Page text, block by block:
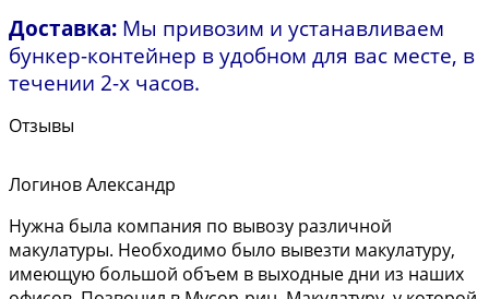
Доставка: Мы привозим и устанавливаем
бункер-контейнер в удобном для вас месте, в
течении 2-х часов.
Отзывы
Логинов Александр
Нужна была компания по вывозу различной
макулатуры. Необходимо было вывезти макулатуру,
имеющую большой объем в выходные дни из наших